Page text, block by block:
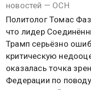
новостей — ОСН
Политолог Томас
что лидер
Трамп серьёзно
критическую
оказалась точка
Федерации по